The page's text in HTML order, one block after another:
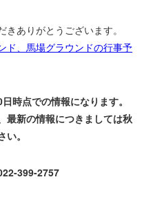
ありがとうございます。
ド、馬場グラウンドの行事予
時点での情報になります。
最新の情報につきましては秋
。
399-2757